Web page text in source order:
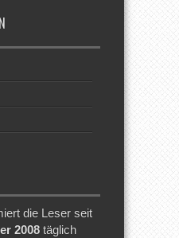
die Leser seit
2008 täglich